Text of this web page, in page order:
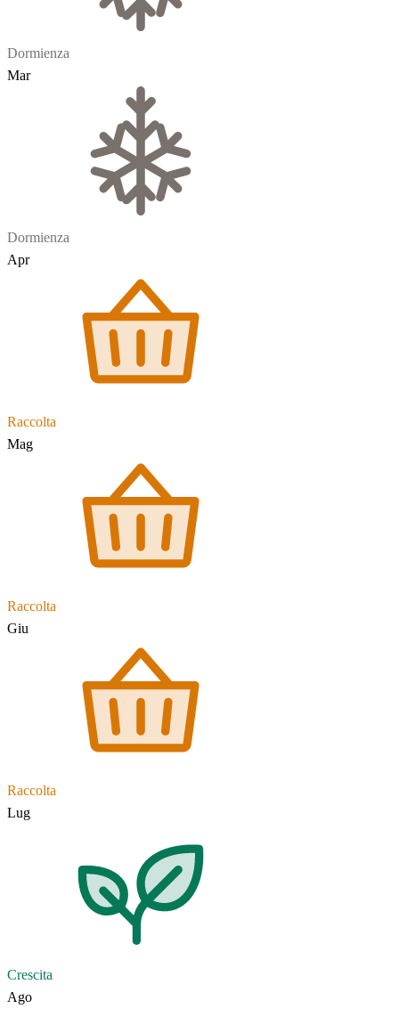
Dormienza
Mar
Dormienza
Apr
Raccolta
Mag
Raccolta
Giu
Raccolta
Lug
Crescita
Ago